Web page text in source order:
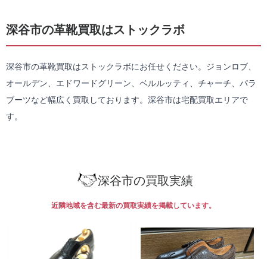
深谷市の革靴買取はストックラボ
深谷市の革靴買取はストックラボにお任せください。ジョンロブ、
オールデン、エドワードグリーン、ベルルッティ、チャーチ、パラ
ブーツなど幅広く買取しております。深谷市は宅配買取エリアで
す。
深谷市の買取実績
近隣地域を含む最新の買取実績を掲載しています。